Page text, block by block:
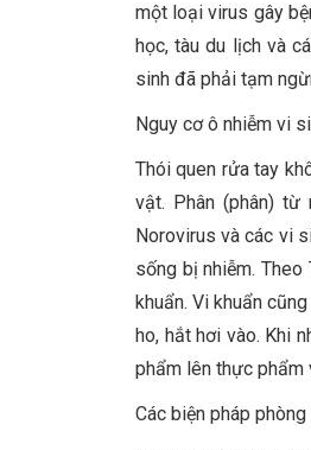
một loại virus gây
học, tàu du lịch và
sinh đã phải tạm
Nguy cơ ô nhiễm vi
Thói quen rửa tay
vật. Phân (phân)
Norovirus và các vi
sống bị nhiễm.
khuẩn. Vi khuẩn
ho, hắt hơi vào. Khi
phẩm lên thực phẩm
Các biện pháp